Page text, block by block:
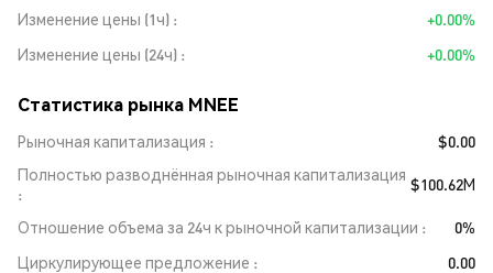
Изменение цены (1ч)
+0.00%
Изменение цены (24ч)
+0.00%
Статистика рынка MNEE
Рыночная капитализация
$0.00
Полностью разводнённая рыночная капитализация $100.62M
Отношение объема за 24ч к рыночной капитализации
0%
Циркулирующее предложение
0.00